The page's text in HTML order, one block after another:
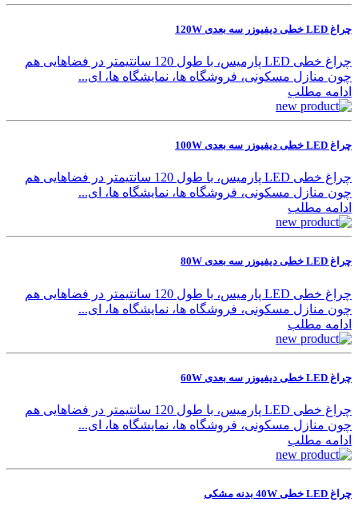
چراغ LED خطی دیفیوزر سه بعدی 120W
چراغ خطی LED پارمیس، با طول 120 سانتیمتر در فضاهایی هم
چون منازل مسکونی، فروشگاه ها، نمایشگاه ها، ای...
ادامه مطلب
چراغ LED خطی دیفیوزر سه بعدی 100W
چراغ خطی LED پارمیس، با طول 120 سانتیمتر در فضاهایی هم
چون منازل مسکونی، فروشگاه ها، نمایشگاه ها، ای...
ادامه مطلب
چراغ LED خطی دیفیوزر سه بعدی 80W
چراغ خطی LED پارمیس، با طول 120 سانتیمتر در فضاهایی هم
چون منازل مسکونی، فروشگاه ها، نمایشگاه ها، ای...
ادامه مطلب
چراغ LED خطی دیفیوزر سه بعدی 60W
چراغ خطی LED پارمیس، با طول 120 سانتیمتر در فضاهایی هم
چون منازل مسکونی، فروشگاه ها، نمایشگاه ها، ای...
ادامه مطلب
چراغ LED خطی 40W بدنه مشکی